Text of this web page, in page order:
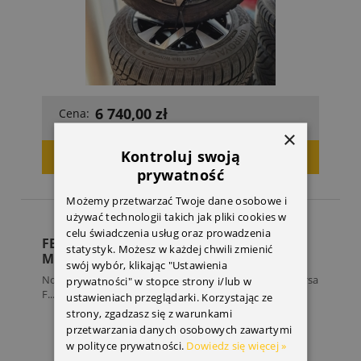
Cena: 6 740,00 zł
DODAJ DO KOSZYKA
FELGA ALUMINIOWA BORBET CORSA F ;
MOKKA OD 2021R.
Nowa felga aluminiowa Borbet do samochodu Opel Corsa
F...
×
Kontroluj swoją
prywatność
Możemy przetwarzać Twoje dane osobowe i
używać technologii takich jak pliki cookies w
celu świadczenia usług oraz prowadzenia
statystyk. Możesz w każdej chwili zmienić
swój wybór, klikając "Ustawienia
prywatności" w stopce strony i/lub w
ustawieniach przeglądarki. Korzystając ze
strony, zgadzasz się z warunkami
przetwarzania danych osobowych zawartymi
w polityce prywatności. Dowiedz się więcej »